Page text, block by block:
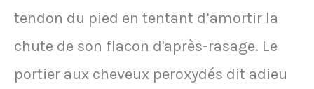
septembre
2022:
"C'est
tendon du pied en tentant d’amortir la
chute de son flacon d'après-rasage. Le
portier aux cheveux peroxydés dit adieu